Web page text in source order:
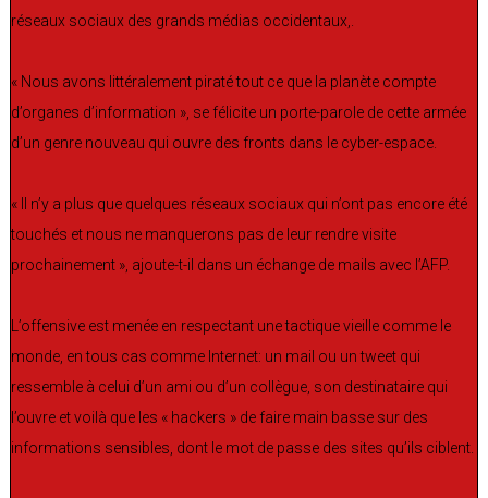
réseaux sociaux des grands médias occidentaux,.
« Nous avons littéralement piraté tout ce que la planète compte
d’organes d’information », se félicite un porte-parole de cette armée
d’un genre nouveau qui ouvre des fronts dans le cyber-espace.
« Il n’y a plus que quelques réseaux sociaux qui n’ont pas encore été
touchés et nous ne manquerons pas de leur rendre visite
prochainement », ajoute-t-il dans un échange de mails avec l’AFP.
L’offensive est menée en respectant une tactique vieille comme le
monde, en tous cas comme Internet: un mail ou un tweet qui
ressemble à celui d’un ami ou d’un collègue, son destinataire qui
l’ouvre et voilà que les « hackers » de faire main basse sur des
informations sensibles, dont le mot de passe des sites qu’ils ciblent.